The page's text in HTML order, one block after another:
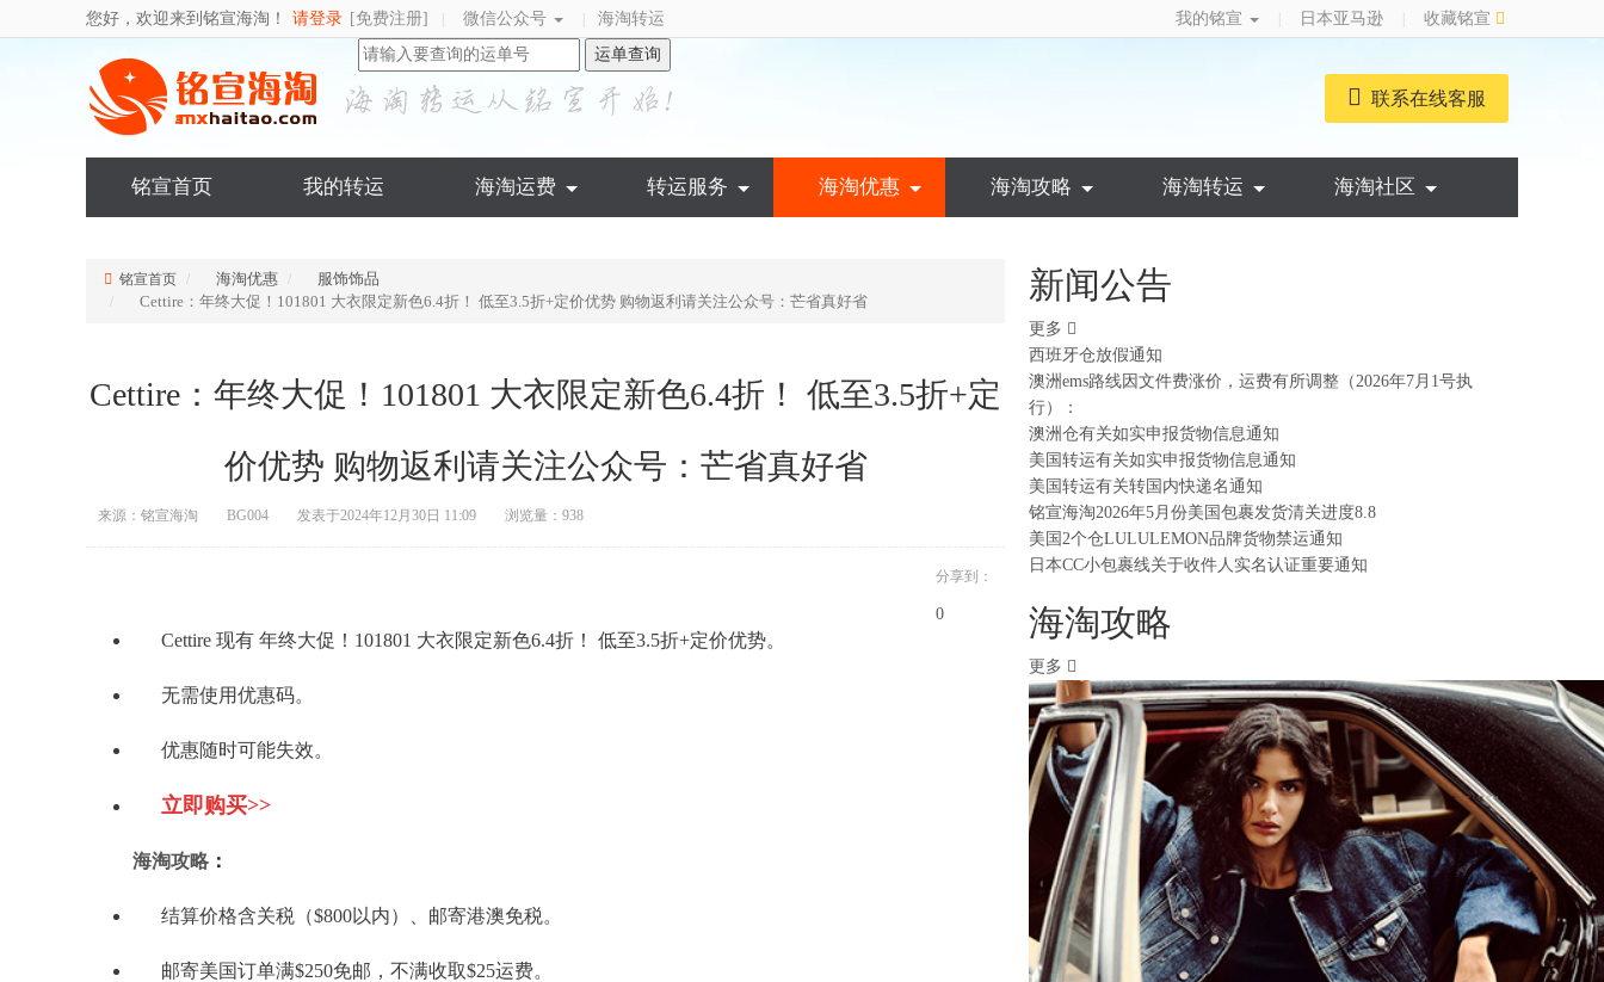
您好，欢迎来到铭宣海淘！ 请登录 [免费注册] 微信公众号 海淘转运 我的铭宣 日本亚马逊
收藏铭宣
运单查询
联系在线客服
铭宣首页 我的转运 海淘运费 转运服务 海淘优惠 海淘攻略 海淘转运 海淘社区
铭宣首页 海淘优惠
服饰饰品
Cettire：年终大促！101801 大衣限定新色6.4折！ 低至3.5折+定价优势 购物返利请关注公众号：芒省真好省
Cettire：年终大促！101801 大衣限定新色6.4折！ 低至3.5折+定
价优势 购物返利请关注公众号：芒省真好省
来源：铭宣海淘 BG004 发表于2024年12月30日 11:09 浏览量：938
分享到：
0
Cettire 现有 年终大促！101801 大衣限定新色6.4折！ 低至3.5折+定价优势。
无需使用优惠码。
优惠随时可能失效。
立即购买>>
海淘攻略 ：
结算价格含关税（$800以内）、邮寄港澳免税。
邮寄美国订单满$250免邮，不满收取$25运费。
新闻公告
更多
西班牙仓放假通知
澳洲ems路线因文件费涨价，运费有所调整（2026年7月1号执
行）：
澳洲仓有关如实申报货物信息通知
美国转运有关如实申报货物信息通知
美国转运有关转国内快递名通知
铭宣海淘2026年5月份美国包裹发货清关进度8.8
美国2个仓LULULEMON品牌货物禁运通知
日本CC小包裹线关于收件人实名认证重要通知
海淘攻略
更多